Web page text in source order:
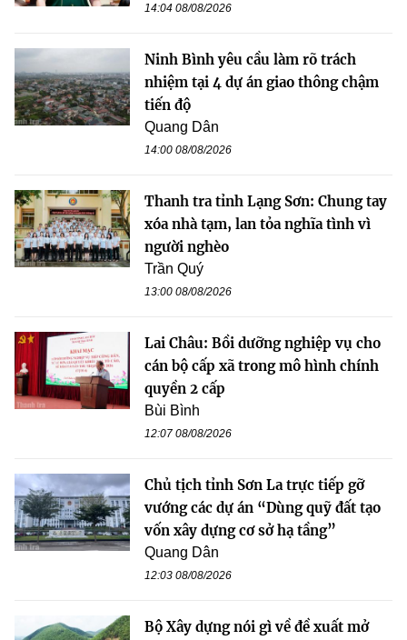
14:04 08/08/2026
Ninh Bình yêu cầu làm rõ trách
nhiệm tại 4 dự án giao thông chậm
tiến độ
Quang Dân
14:00 08/08/2026
Thanh tra tỉnh Lạng Sơn: Chung tay
xóa nhà tạm, lan tỏa nghĩa tình vì
người nghèo
Trần Quý
13:00 08/08/2026
Lai Châu: Bồi dưỡng nghiệp vụ cho
cán bộ cấp xã trong mô hình chính
quyền 2 cấp
Bùi Bình
12:07 08/08/2026
Chủ tịch tỉnh Sơn La trực tiếp gỡ
vướng các dự án “Dùng quỹ đất tạo
vốn xây dựng cơ sở hạ tầng”
Quang Dân
12:03 08/08/2026
Bộ Xây dựng nói gì về đề xuất mở